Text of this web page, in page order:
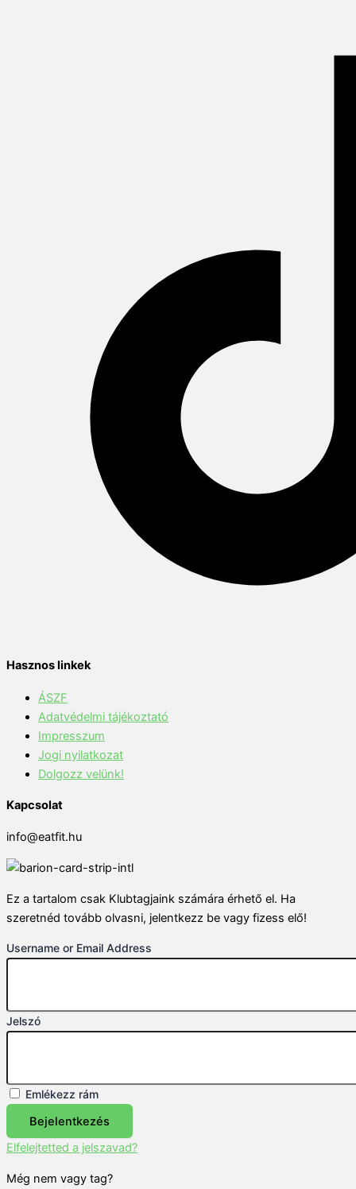
Hasznos linkek
ÁSZF
Adatvédelmi tájékoztató
Impresszum
Jogi nyilatkozat
Dolgozz velünk!
Kapcsolat
info@eatfit.hu
Ez a tartalom csak Klubtagjaink számára érhető el. Ha
szeretnéd tovább olvasni, jelentkezz be vagy fizess elő!
Username or Email Address
Jelszó
Emlékezz rám
Bejelentkezés
Elfelejtetted a jelszavad?
Még nem vagy tag?